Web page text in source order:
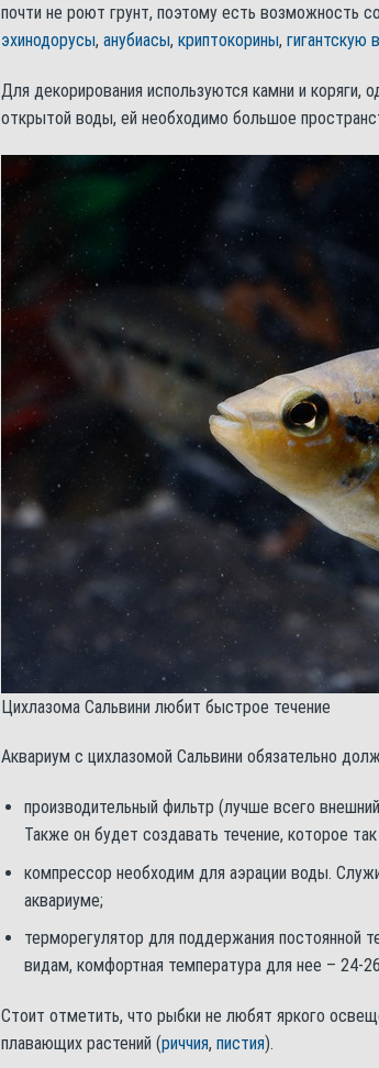
почти не роют грунт, поэтому есть возможность
эхинодорусы, анубиасы, криптокорины, гигантскую
Для декорирования используются камни и коряги,
открытой воды, ей необходимо большое
Цихлазома Сальвини любит быстрое течение
Аквариум с цихлазомой Сальвини обязательно
производительный фильтр (лучше всего
Также он будет создавать течение, которое
компрессор необходим для аэрации воды.
аквариуме;
терморегулятор для поддержания постоянной
видам, комфортная температура для нее – 24-
Стоит отметить, что рыбки не любят яркого
плавающих растений (риччия, пистия).